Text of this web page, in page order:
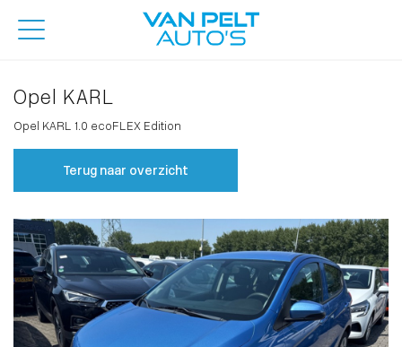
Opel KARL
Opel KARL 1.0 ecoFLEX Edition
Terug naar overzicht